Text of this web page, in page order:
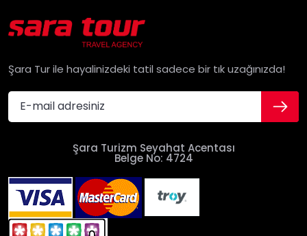
Şara Tur ile hayalinizdeki tatil sadece bir tık uzağınızda!
Şara Turizm Seyahat Acentası
Belge No: 4724